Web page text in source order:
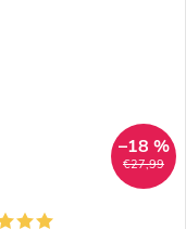
€27,99
–18 %